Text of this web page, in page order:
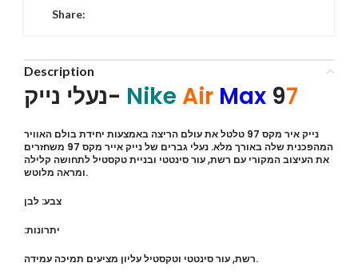
Share:
Description
נעלי נייק- Nike Air Max 97
נייק איר מקס 97 טלטל את עולם הריצה באמצעות יחידת בולם האוויר
המהפכנית שלה באורך מלא. נעלי גברים של נייק אייר מקס 97 משחזרים
את העיצוב המקורי עם רשת, עור סינטטי ובניית טקסטיל לתחושה קלילה
ומראה מלוטש.
צבע: לבן
:יתרונות
רשת, עור סינטטי וטקסטיל עליון מציעים תמיכה עמידה.